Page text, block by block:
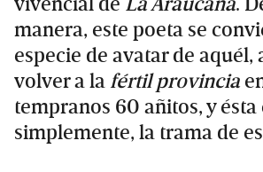
manera, este poeta se
especie de avatar de aquél,
volver a la fértil provincia
tempranos 60 añitos, y ésta
simplemente, la trama de